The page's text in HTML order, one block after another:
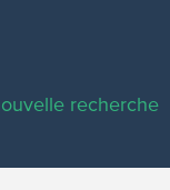
recherche